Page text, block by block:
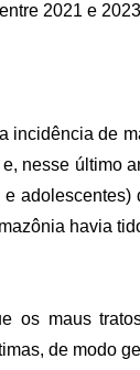
2021 e
incidência de
nesse último
adolescentes)
havia
os maus
de modo